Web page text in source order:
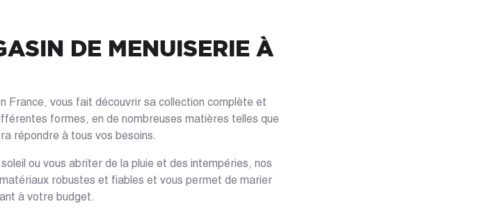
DE MENUISERIE À
France, vous fait découvrir sa collection complète et
formes, en de nombreuses matières telles que
répondre à tous vos besoins.
ou vous abriter de la pluie et des intempéries, nos
robustes et fiables et vous permet de marier
à votre budget.